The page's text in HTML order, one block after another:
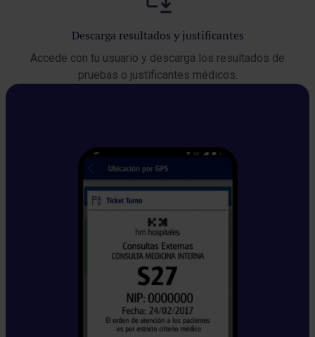
Descarga resultados y justificantes
Accede con tu usuario y descarga los resultados de
pruebas o justificantes médicos.